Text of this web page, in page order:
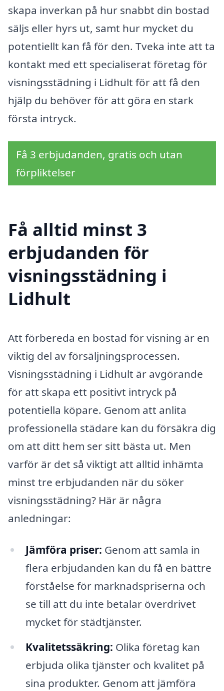
skapa inverkan på hur snabbt din bostad
säljs eller hyrs ut, samt hur mycket du
potentiellt kan få för den. Tveka inte att ta
kontakt med ett specialiserat företag för
visningsstädning i Lidhult för att få den
hjälp du behöver för att göra en stark
första intryck.
Få 3 erbjudanden, gratis och utan
förpliktelser
Få alltid minst 3
erbjudanden för
visningsstädning i
Lidhult
Att förbereda en bostad för visning är en
viktig del av försäljningsprocessen.
Visningsstädning i Lidhult är avgörande
för att skapa ett positivt intryck på
potentiella köpare. Genom att anlita
professionella städare kan du försäkra dig
om att ditt hem ser sitt bästa ut. Men
varför är det så viktigt att alltid inhämta
minst tre erbjudanden när du söker
visningsstädning? Här är några
anledningar:
Jämföra priser: Genom att samla in
flera erbjudanden kan du få en bättre
förståelse för marknadspriserna och
se till att du inte betalar överdrivet
mycket för städtjänster.
Kvalitetssäkring: Olika företag kan
erbjuda olika tjänster och kvalitet på
sina produkter. Genom att jämföra